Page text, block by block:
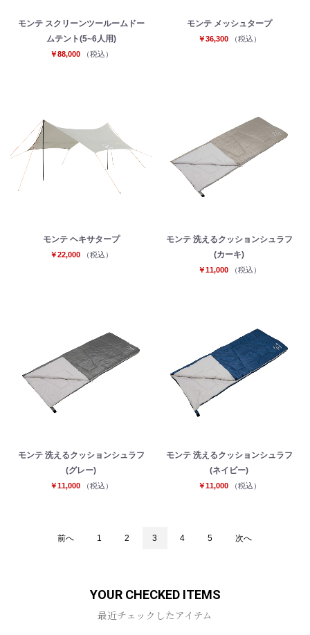
モンテ スクリーンツールームドー
ムテント(5~6人用)
￥88,000 （税込）
モンテ メッシュタープ
￥36,300 （税込）
モンテ ヘキサタープ
￥22,000 （税込）
モンテ 洗えるクッションシュラフ
(カーキ)
￥11,000 （税込）
モンテ 洗えるクッションシュラフ
(グレー)
￥11,000 （税込）
モンテ 洗えるクッションシュラフ
(ネイビー)
￥11,000 （税込）
前へ 1 2 3 4 5 次へ
YOUR CHECKED ITEMS
最近チェックしたアイテム